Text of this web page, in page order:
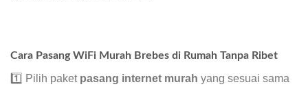
Cara Pasang WiFi Murah Brebes di Rumah Tanpa Ribet
1️⃣ Pilih paket pasang internet murah yang sesuai sama